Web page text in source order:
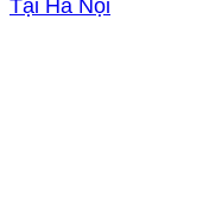
Tại Hà Nội